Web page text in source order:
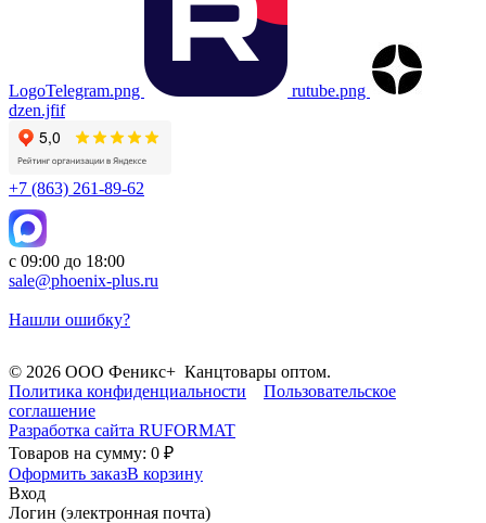
LogoTelegram.png
rutube.png
dzen.jfif
+7 (863) 261-89-62
с 09:00 до 18:00
sale@phoenix-plus.ru
Нашли ошибку?
© 2026 ООО Феникс+ Канцтовары оптом.
Политика конфиденциальности
Пользовательское
соглашение
Разработка сайта RUFORMAT
Товаров на сумму: 0 ₽
Оформить заказВ корзину
Вход
Логин (электронная почта)